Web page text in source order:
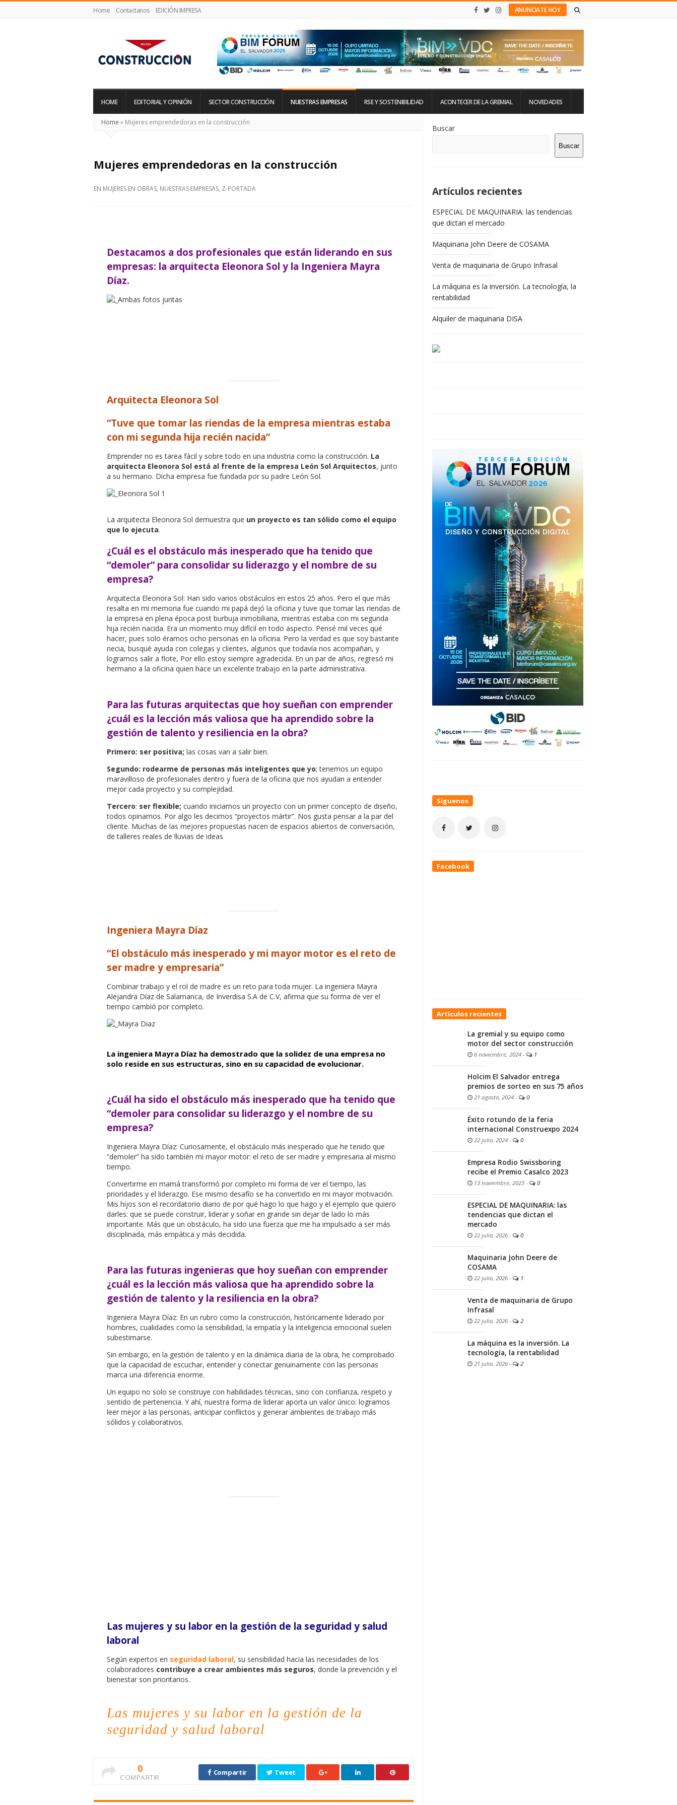
Home Contactanos EDICIÓN IMPRESA ANUNCIATE HOY
Construcción
HOME EDITORIAL Y OPINIÓN SECTOR CONSTRUCCIÓN NUESTRAS EMPRESAS RSE Y SOSTENIBILIDAD ACONTECER DE LA GREMIAL NOVEDADES
Home » Mujeres emprendedoras en la construcción
Mujeres emprendedoras en la construcción
EN MUJERES EN OBRAS, NUESTRAS EMPRESAS, Z-PORTADA
Destacamos a dos profesionales que están liderando en sus
empresas: la arquitecta Eleonora Sol y la Ingeniera Mayra
Díaz.
Arquitecta Eleonora Sol
“Tuve que tomar las riendas de la empresa mientras estaba
con mi segunda hija recién nacida”
Emprender no es tarea fácil y sobre todo en una industria como la construcción. La
arquitecta Eleonora Sol está al frente de la empresa León Sol Arquitectos, junto
a su hermano. Dicha empresa fue fundada por su padre León Sol.
La arquitecta Eleonora Sol demuestra que un proyecto es tan sólido como el equipo
que lo ejecuta.
¿Cuál es el obstáculo más inesperado que ha tenido que
“demoler” para consolidar su liderazgo y el nombre de su
empresa?
Arquitecta Eleonora Sol: Han sido varios obstáculos en estos 25 años. Pero el que más
resalta en mi memoria fue cuando mi papá dejó la oficina y tuve que tomar las riendas de
la empresa en plena época post burbuja inmobiliaria, mientras estaba con mi segunda
hija recién nacida. Era un momento muy difícil en todo aspecto. Pensé mil veces qué
hacer, pues solo éramos ocho personas en la oficina. Pero la verdad es que soy bastante
necia, busqué ayuda con colegas y clientes, algunos que todavía nos acompañan, y
logramos salir a flote, Por ello estoy siempre agradecida. En un par de años, regresó mi
hermano a la oficina quien hace un excelente trabajo en la parte administrativa.
Para las futuras arquitectas que hoy sueñan con emprender
¿cuál es la lección más valiosa que ha aprendido sobre la
gestión de talento y resiliencia en la obra?
Primero: ser positiva; las cosas van a salir bien.
Segundo: rodearme de personas más inteligentes que yo; tenemos un equipo
maravilloso de profesionales dentro y fuera de la oficina que nos ayudan a entender
mejor cada proyecto y su complejidad.
Tercero: ser flexible; cuando iniciamos un proyecto con un primer concepto de diseño,
todos opinamos. Por algo les decimos “proyectos mártir”. Nos gusta pensar a la par del
cliente. Muchas de las mejores propuestas nacen de espacios abiertos de conversación,
de talleres reales de lluvias de ideas
Ingeniera Mayra Díaz
“El obstáculo más inesperado y mi mayor motor es el reto de
ser madre y empresaria”
Combinar trabajo y el rol de madre es un reto para toda mujer. La ingeniera Mayra
Alejandra Díaz de Salamanca, de Inverdisa S.A de C.V, afirma que su forma de ver el
tiempo cambió por completo.
La ingeniera Mayra Díaz ha demostrado que la solidez de una empresa no
solo reside en sus estructuras, sino en su capacidad de evolucionar.
¿Cuál ha sido el obstáculo más inesperado que ha tenido que
“demoler para consolidar su liderazgo y el nombre de su
empresa?
Ingeniera Mayra Díaz: Curiosamente, el obstáculo más inesperado que he tenido que
“demoler” ha sido también mi mayor motor: el reto de ser madre y empresaria al mismo
tiempo.
Convertirme en mamá transformó por completo mi forma de ver el tiempo, las
prioridades y el liderazgo. Ese mismo desafío se ha convertido en mi mayor motivación.
Mis hijos son el recordatorio diario de por qué hago lo que hago y el ejemplo que quiero
darles: que se puede construir, liderar y soñar en grande sin dejar de lado lo más
importante. Más que un obstáculo, ha sido una fuerza que me ha impulsado a ser más
disciplinada, más empática y más decidida.
Para las futuras ingenieras que hoy sueñan con emprender
¿cuál es la lección más valiosa que ha aprendido sobre la
gestión de talento y la resiliencia en la obra?
Ingeniera Mayra Díaz: En un rubro como la construcción, históricamente liderado por
hombres, cualidades como la sensibilidad, la empatía y la inteligencia emocional suelen
subestimarse.
Sin embargo, en la gestión de talento y en la dinámica diaria de la obra, he comprobado
que la capacidad de escuchar, entender y conectar genuinamente con las personas
marca una diferencia enorme.
Un equipo no solo se construye con habilidades técnicas, sino con confianza, respeto y
sentido de pertenencia. Y ahí, nuestra forma de liderar aporta un valor único: logramos
leer mejor a las personas, anticipar conflictos y generar ambientes de trabajo más
sólidos y colaborativos.
Las mujeres y su labor en la gestión de la seguridad y salud
laboral
Según expertos en seguridad laboral, su sensibilidad hacia las necesidades de los
colaboradores contribuye a crear ambientes más seguros, donde la prevención y el
bienestar son prioritarios.
Las mujeres y su labor en la gestión de la
seguridad y salud laboral
0
COMPARTIR
Compartir Tweet
De
La
Buscar
Buscar
Artículos recientes
ESPECIAL DE MAQUINARIA: las tendencias
que dictan el mercado
Maquinaria John Deere de COSAMA
Venta de maquinaria de Grupo Infrasal
La máquina es la inversión. La tecnología, la
rentabilidad
Alquiler de maquinaria DISA
Siguenos
Facebook
Artículos recientes
La gremial y su equipo como
motor del sector construcción
6 noviembre, 2024 - 1
Holcim El Salvador entrega
premios de sorteo en sus 75 años
21 agosto, 2024 - 0
Éxito rotundo de la feria
internacional Construexpo 2024
22 julio, 2024 - 0
Empresa Rodio Swissboring
recibe el Premio Casalco 2023
13 noviembre, 2023 - 0
ESPECIAL DE MAQUINARIA: las
tendencias que dictan el
mercado
22 julio, 2026 - 0
Maquinaria John Deere de
COSAMA
22 julio, 2026 - 1
Venta de maquinaria de Grupo
Infrasal
22 julio, 2026 - 2
La máquina es la inversión. La
tecnología, la rentabilidad
21 julio, 2026 - 2